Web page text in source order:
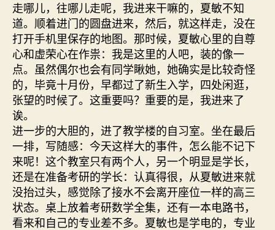
走哪儿，往哪儿走呢，我进来干嘛的，夏敏不知
道。顺着进门的圆盘进来，然后，就这样走，没在
打开手机里保存的地图。那时候，夏敏心里的自尊
心和虚荣心在作祟：我是这里的人吧，装的像一
点。虽然偶尔也会有同学瞅她，她确实是比较奇怪
的，毕竟十月份，早都过了新生入学，四处闲逛，
张望的时候了。这重要吗？重要的是，我进来了
诶。
进一步的大胆的，进了教学楼的自习室。坐在最后
一排，写随感：今天这样大的事件，怎么能不记下
来呢！这个教室只有两个人，另一个明显是学长，
还是在准备考研的学长：认真得很，从夏敏进来就
没抬过头，感觉除了接水不会离开座位一样的高三
状态。桌上放着考研数学全集，还有一本电路书，
看来和自己的专业差不多。夏敏也是学电的，专业